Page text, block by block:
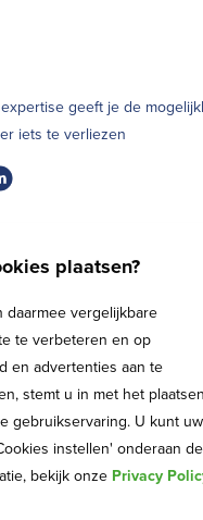
geeft je de
iets te verliezen
Tafelgast
hoogte
plaatsen?
daarmee vergelijkbare
te verbeteren en op
en advertenties aan te
stemt u in met het plaatsen
gebruikservaring. U kunt uw
instellen' onderaan de
bekijk onze Privacy